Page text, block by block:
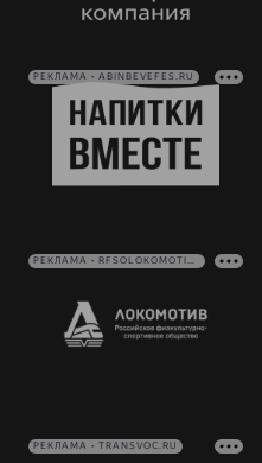
РЕКЛАМА • ABINBEVEFES.RU
РЕКЛАМА • RFSOLOKOMOTIV.RU
РЕКЛАМА • TRANSVOC.RU